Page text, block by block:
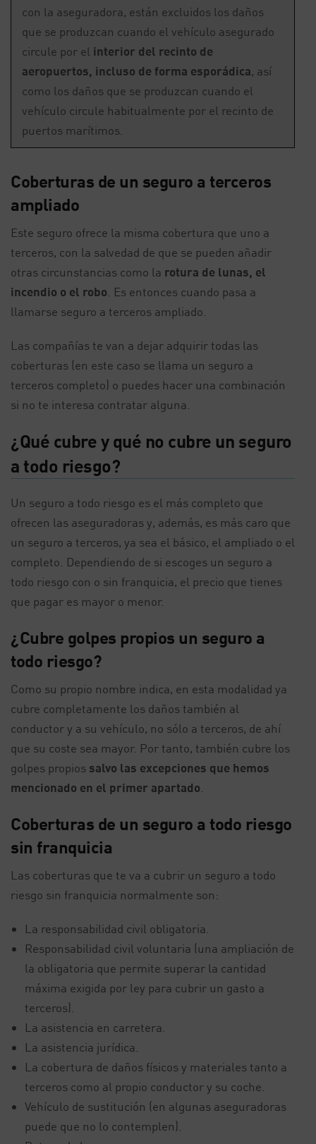
con la aseguradora, están excluidos los daños
que se produzcan cuando el vehículo asegurado
circule por el interior del recinto de
aeropuertos, incluso de forma esporádica, así
como los daños que se produzcan cuando el
vehículo circule habitualmente por el recinto de
puertos marítimos.
Coberturas de un seguro a terceros
ampliado
Este seguro ofrece la misma cobertura que uno a
terceros, con la salvedad de que se pueden añadir
otras circunstancias como la rotura de lunas, el
incendio o el robo . Es entonces cuando pasa a
llamarse seguro a terceros ampliado.
Las compañías te van a dejar adquirir todas las
coberturas (en este caso se llama un seguro a
terceros completo) o puedes hacer una combinación
si no te interesa contratar alguna.
¿Qué cubre y qué no cubre un seguro
a todo riesgo?
Un seguro a todo riesgo es el más completo que
ofrecen las aseguradoras y, además, es más caro que
un seguro a terceros, ya sea el básico, el ampliado o el
completo. Dependiendo de si escoges un seguro a
todo riesgo con o sin franquicia, el precio que tienes
que pagar es mayor o menor.
¿Cubre golpes propios un seguro a
todo riesgo?
Como su propio nombre indica, en esta modalidad ya
cubre completamente los daños también al
conductor y a su vehículo, no sólo a terceros, de ahí
que su coste sea mayor. Por tanto, también cubre los
golpes propios salvo las excepciones que hemos
mencionado en el primer apartado
Coberturas de un seguro a todo riesgo
sin franquicia
Las coberturas que te va a cubrir un seguro a todo
riesgo sin franquicia normalmente son:
La responsabilidad civil obligatoria.
Responsabilidad civil voluntaria (una ampliación de
la obligatoria que permite superar la cantidad
máxima exigida por ley para cubrir un gasto a
terceros).
La asistencia en carretera.
La asistencia jurídica.
La cobertura de daños físicos y materiales tanto a
terceros como al propio conductor y su coche.
Vehículo de sustitución (en algunas aseguradoras
puede que no lo contemplen).